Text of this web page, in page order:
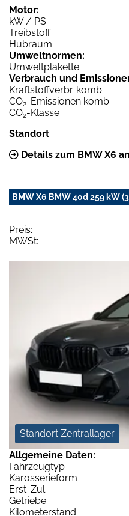
Motor:
kW / PS
Treibstoff
Hubraum
Umweltnormen:
Umweltplakette
Verbrauch und
Kraftstoffverbr. komb.
CO2-Emissionen komb.
CO2-Klasse
Standort
Details zum BMW X6
BMW X6 BMW 40d 259 kW
Preis:
MWSt:
Standort Zentrallager
Allgemeine Daten:
Fahrzeugtyp
Karosserieform
Erst-Zul.
Getriebe
Kilometerstand